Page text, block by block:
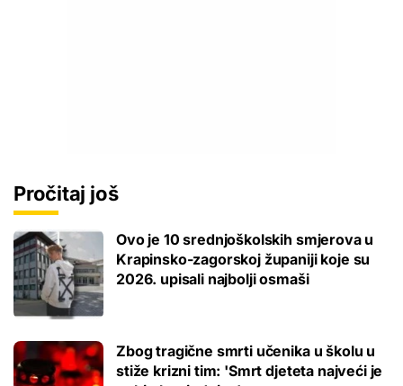
Pročitaj još
Ovo je 10 srednjoškolskih smjerova u
Krapinsko-zagorskoj županiji koje su
2026. upisali najbolji osmaši
Zbog tragične smrti učenika u školu u
stiže krizni tim: 'Smrt djeteta najveći je